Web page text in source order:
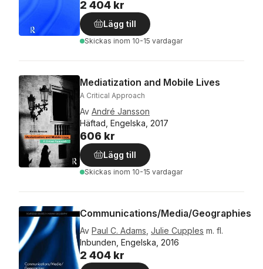
2 404 kr
Lägg till
Skickas inom 10-15 vardagar
Mediatization and Mobile Lives
A Critical Approach
Av André Jansson
Häftad, Engelska, 2017
606 kr
Lägg till
Skickas inom 10-15 vardagar
Communications/Media/Geographies
Av Paul C. Adams Julie Cupples m. fl.
Inbunden, Engelska, 2016
2 404 kr